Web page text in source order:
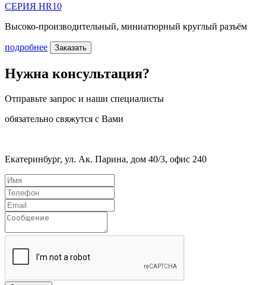
СЕРИЯ HR10
Высоко-производительный, миниатюрный круглый разъём
подробнее Заказать
Нужна консультация?
Отправьте запрос и наши специалисты
обязательно свяжутся с Вами
Екатеринбург, ул. Ак. Парина, дом 40/3, офис 240